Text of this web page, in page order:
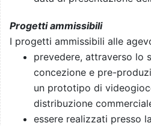
Progetti ammissibili
I progetti ammissibili alle
prevedere, attraverso lo
concezione e pre-
un prototipo di
distribuzione
essere realizzati presso